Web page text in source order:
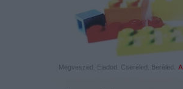
Megveszed. Eladod. Cseréled. Beréled.